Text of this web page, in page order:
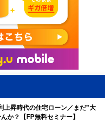
上昇時代の住宅ローン／まだ”大
か？【FP無料セミナー】